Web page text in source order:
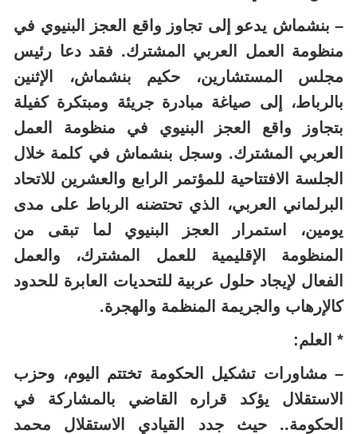
– بنشماش يدعو إلى تجاوز واقع العجز البنيوي في
منظومة العمل العربي المشترك. فقد دعا رئيس
مجلس المستشارين، حكيم بنشماش، الإثنين
بالرباط، إلى صياغة مبادرة جريئة ومبتكرة كفيلة
بتجاوز واقع العجز البنيوي في منظومة العمل
العربي المشترك. وسجل بنشماش في كلمة خلال
الجلسة الافتتاحية للمؤتمر الرابع والعشرين للاتحاد
البرلماني العربي، الذي تحتضنه الرباط على مدى
يومين، استمرار العجز البنيوي لما تبقى من
المنظومة الإقليمية للعمل المشترك، والعمل
الفعال لإيجاد حلول عربية للتحديات العابرة للحدود
كالإرهاب والجريمة المنظمة والهجرة.
* العلم:
– مشاورات تشكيل الحكومة تختتم اليوم، وحزب
الاستقلال يؤكد قراره القاضي بالمشاركة في
الحكومة.. حيث جدد القيادي الاستقلال محمد